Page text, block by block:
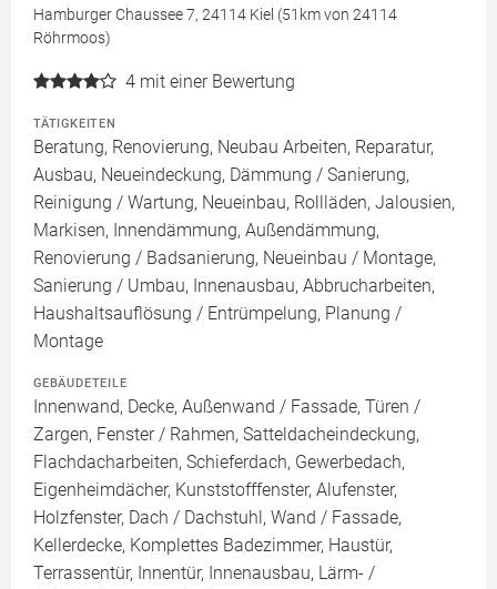
Hamburger Chaussee 7, 24114 Kiel (51km von 24114
Röhrmoos)
4 mit einer Bewertung
TÄTIGKEITEN
Beratung, Renovierung, Neubau Arbeiten, Reparatur,
Ausbau, Neueindeckung, Dämmung / Sanierung,
Reinigung / Wartung, Neueinbau, Rollläden, Jalousien,
Markisen, Innendämmung, Außendämmung,
Renovierung / Badsanierung, Neueinbau / Montage,
Sanierung / Umbau, Innenausbau, Abbrucharbeiten,
Haushaltsauflösung / Entrümpelung, Planung /
Montage
GEBÄUDETEILE
Innenwand, Decke, Außenwand / Fassade, Türen /
Zargen, Fenster / Rahmen, Satteldacheindeckung,
Flachdacharbeiten, Schieferdach, Gewerbedach,
Eigenheimdächer, Kunststofffenster, Alufenster,
Holzfenster, Dach / Dachstuhl, Wand / Fassade,
Kellerdecke, Komplettes Badezimmer, Haustür,
Terrassentür, Innentür, Innenausbau, Lärm- /